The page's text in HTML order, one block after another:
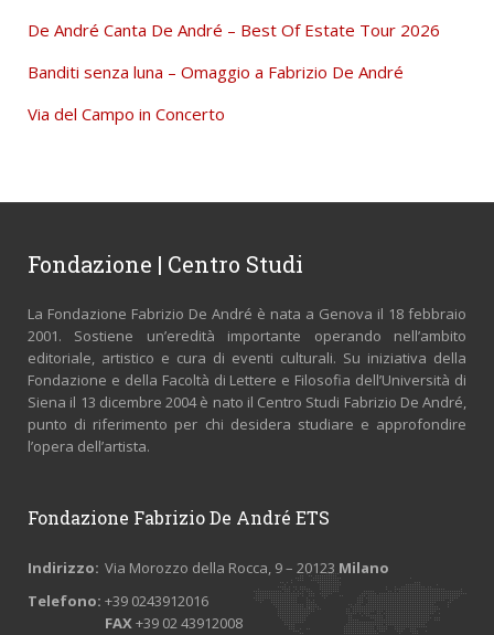
De André Canta De André – Best Of Estate Tour 2026
Banditi senza luna – Omaggio a Fabrizio De André
Via del Campo in Concerto
Fondazione | Centro Studi
La Fondazione Fabrizio De André è nata a Genova il 18 febbraio
2001. Sostiene un’eredità importante operando nell’ambito
editoriale, artistico e cura di eventi culturali. Su iniziativa della
Fondazione e della Facoltà di Lettere e Filosofia dell’Università di
Siena il 13 dicembre 2004 è nato il Centro Studi Fabrizio De André,
punto di riferimento per chi desidera studiare e approfondire
l’opera dell’artista.
Fondazione Fabrizio De André ETS
Indirizzo: Via Morozzo della Rocca, 9 – 20123 Milano
Telefono: +39 0243912016
FAX+39 02 43912008